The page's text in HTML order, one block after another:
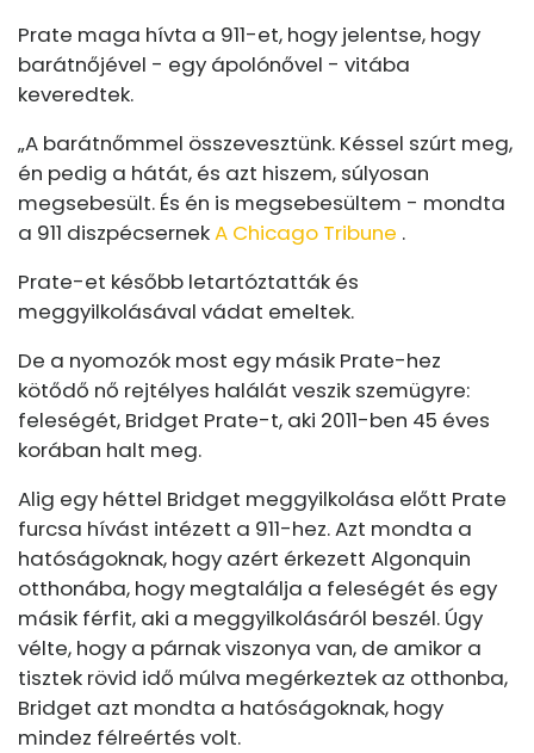
Prate maga hívta a 911-et, hogy jelentse, hogy
barátnőjével - egy ápolónővel - vitába
keveredtek.
„A barátnőmmel összevesztünk. Késsel szúrt meg,
én pedig a hátát, és azt hiszem, súlyosan
megsebesült. És én is megsebesültem - mondta
a 911 diszpécsernekA Chicago Tribune .
Prate-et később letartóztatták és
meggyilkolásával vádat emeltek.
De a nyomozók most egy másik Prate-hez
kötődő nő rejtélyes halálát veszik szemügyre:
feleségét, Bridget Prate-t, aki 2011-ben 45 éves
korában halt meg.
Alig egy héttel Bridget meggyilkolása előtt Prate
furcsa hívást intézett a 911-hez. Azt mondta a
hatóságoknak, hogy azért érkezett Algonquin
otthonába, hogy megtalálja a feleségét és egy
másik férfit, aki a meggyilkolásáról beszél. Úgy
vélte, hogy a párnak viszonya van, de amikor a
tisztek rövid idő múlva megérkeztek az otthonba,
Bridget azt mondta a hatóságoknak, hogy
mindez félreértés volt.